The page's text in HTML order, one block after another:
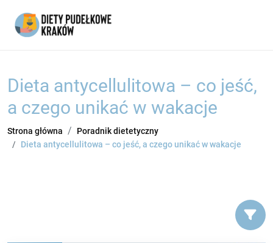
Dieta antycellulitowa – co jeść,
a czego unikać w wakacje
Strona główna
Poradnik dietetyczny
Dieta antycellulitowa – co jeść, a czego unikać w wakacje